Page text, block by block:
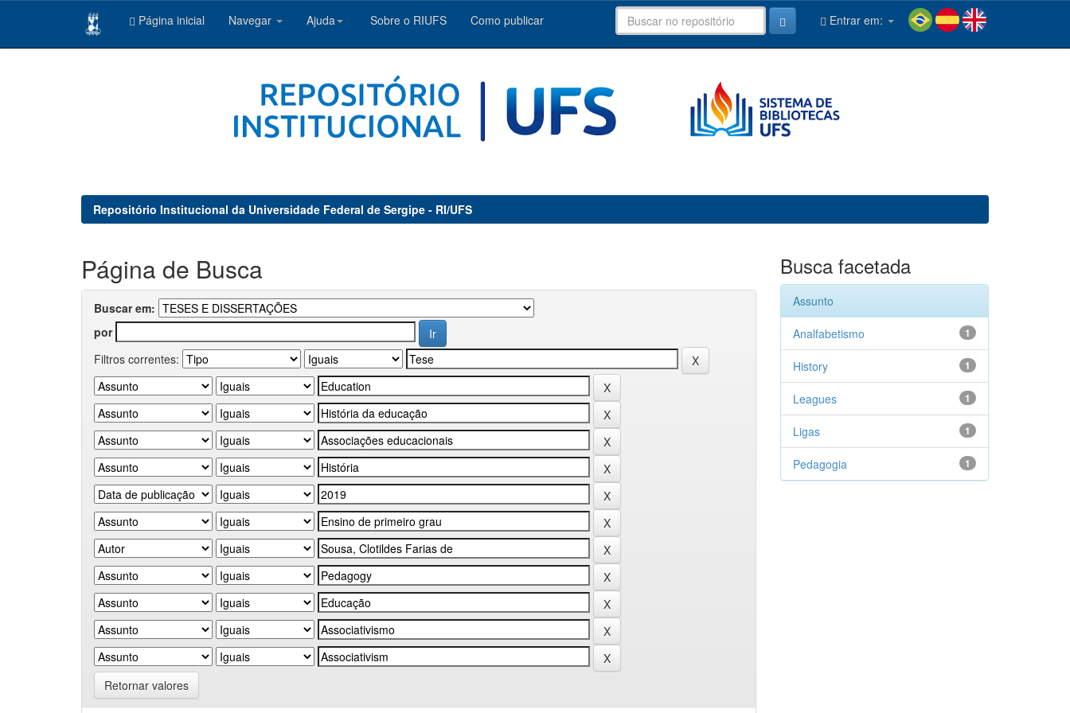
Página inicial Navegar Ajuda Sobre o RIUFS Como publicar Entrar em:
Repositório Institucional da Universidade Federal de Sergipe - RI/UFS
Página de Busca
Buscar em:
por
Filtros correntes:
Retornar valores
Busca facetada
Assunto
1
Analfabetismo
1
History
1
Leagues
1
Ligas
1
Pedagogia